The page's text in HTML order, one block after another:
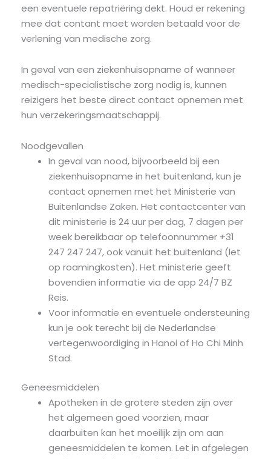
een eventuele repatriëring dekt. Houd er rekening
mee dat contant moet worden betaald voor de
verlening van medische zorg.
In geval van een ziekenhuisopname of wanneer
medisch-specialistische zorg nodig is, kunnen
reizigers het beste direct contact opnemen met
hun verzekeringsmaatschappij.
Noodgevallen
In geval van nood, bijvoorbeeld bij een
ziekenhuisopname in het buitenland, kun je
contact opnemen met het Ministerie van
Buitenlandse Zaken. Het contactcenter van
dit ministerie is 24 uur per dag, 7 dagen per
week bereikbaar op telefoonnummer +31
247 247 247, ook vanuit het buitenland (let
op roamingkosten). Het ministerie geeft
bovendien informatie via de app 24/7 BZ
Reis.
Voor informatie en eventuele ondersteuning
kun je ook terecht bij de Nederlandse
vertegenwoordiging in Hanoi of Ho Chi Minh
Stad.
Geneesmiddelen
Apotheken in de grotere steden zijn over
het algemeen goed voorzien, maar
daarbuiten kan het moeilijk zijn om aan
geneesmiddelen te komen. Let in afgelegen